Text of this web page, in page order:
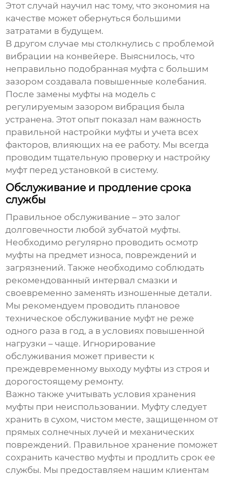
Этот случай научил нас тому, что экономия на
качестве может обернуться большими
затратами в будущем.
В другом случае мы столкнулись с проблемой
вибрации на конвейере. Выяснилось, что
неправильно подобранная муфта с большим
зазором создавала повышенные колебания.
После замены муфты на модель с
регулируемым зазором вибрация была
устранена. Этот опыт показал нам важность
правильной настройки муфты и учета всех
факторов, влияющих на ее работу. Мы всегда
проводим тщательную проверку и настройку
муфт перед установкой в систему.
Обслуживание и продление срока
службы
Правильное обслуживание – это залог
долговечности любой зубчатой муфты.
Необходимо регулярно проводить осмотр
муфты на предмет износа, повреждений и
загрязнений. Также необходимо соблюдать
рекомендованный интервал смазки и
своевременно заменять изношенные детали.
Мы рекомендуем проводить плановое
техническое обслуживание муфт не реже
одного раза в год, а в условиях повышенной
нагрузки – чаще. Игнорирование
обслуживания может привести к
преждевременному выходу муфты из строя и
дорогостоящему ремонту.
Важно также учитывать условия хранения
муфты при неиспользовании. Муфту следует
хранить в сухом, чистом месте, защищенном от
прямых солнечных лучей и механических
повреждений. Правильное хранение поможет
сохранить качество муфты и продлить срок ее
службы. Мы предоставляем нашим клиентам